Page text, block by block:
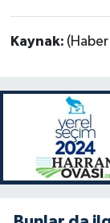
Kaynak: